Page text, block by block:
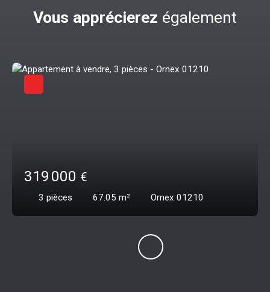
Vous apprécierez également
319 000 €
3 pièces 67.05 m² Ornex 01210